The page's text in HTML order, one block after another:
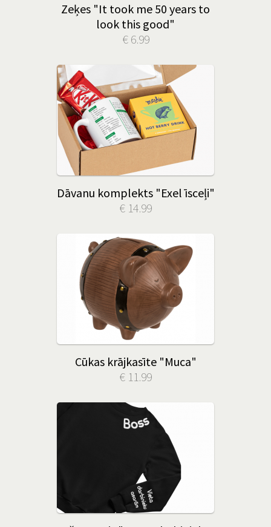
Zeķes "It took me 50 years to
look this good"
€ 6.99
Dāvanu komplekts "Exel īsceļi"
€ 14.99
Cūkas krājkasīte "Muca"
€ 11.99